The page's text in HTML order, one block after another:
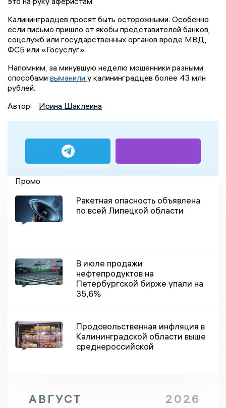
Калининградцев просят быть осторожными. Особенно
если письмо пришло от якобы представителей банков,
соцслужб или государственных органов вроде МВД,
ФСБ или «Госуслуг».
Напомним, за минувшую неделю мошенники разными
способами выманили у калининградцев более 43 млн
рублей.
Автор:
Ирина Шаклеина
Промо
Ракетная опасность объявлена
по всей Липецкой области
В июле продажи
нефтепродуктов на
Петербургской бирже упали на
35,6%
Продовольственная инфляция в
Калининградской области выше
среднероссийской
АВГУСТ 2026